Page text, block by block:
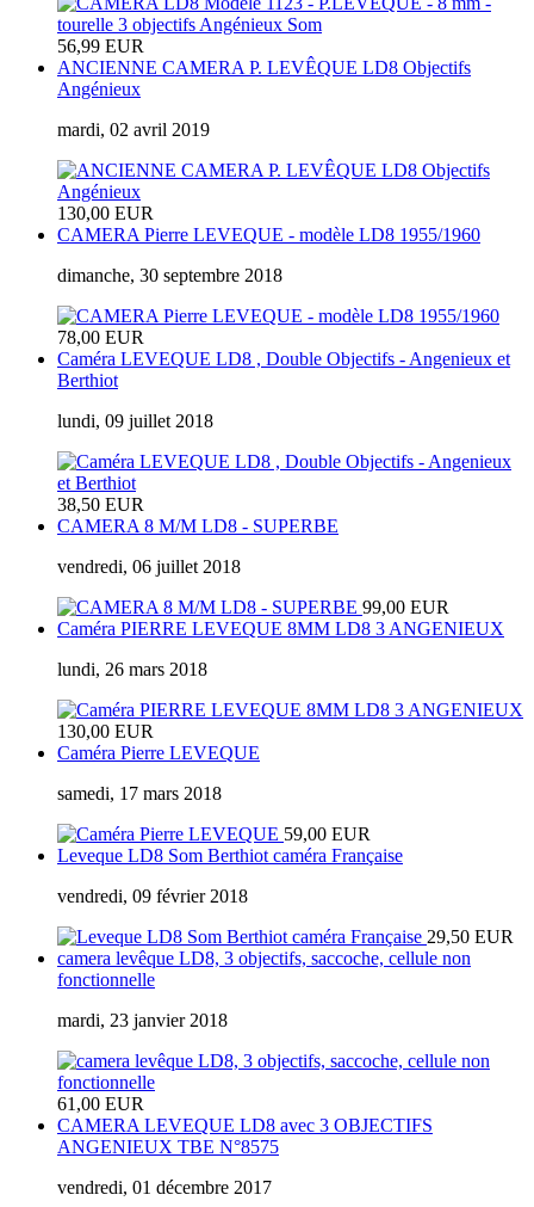
56,99 EUR
ANCIENNE CAMERA P. LEVÊQUE LD8 Objectifs
Angénieux
mardi, 02 avril 2019
130,00 EUR
CAMERA Pierre LEVEQUE - modèle LD8 1955/1960
dimanche, 30 septembre 2018
78,00 EUR
Caméra LEVEQUE LD8 , Double Objectifs - Angenieux et
Berthiot
lundi, 09 juillet 2018
38,50 EUR
CAMERA 8 M/M LD8 - SUPERBE
vendredi, 06 juillet 2018
99,00 EUR
Caméra PIERRE LEVEQUE 8MM LD8 3 ANGENIEUX
lundi, 26 mars 2018
130,00 EUR
Caméra Pierre LEVEQUE
samedi, 17 mars 2018
59,00 EUR
Leveque LD8 Som Berthiot caméra Française
vendredi, 09 février 2018
29,50 EUR
camera levêque LD8, 3 objectifs, saccoche, cellule non
fonctionnelle
mardi, 23 janvier 2018
61,00 EUR
CAMERA LEVEQUE LD8 avec 3 OBJECTIFS
ANGENIEUX TBE N°8575
vendredi, 01 décembre 2017